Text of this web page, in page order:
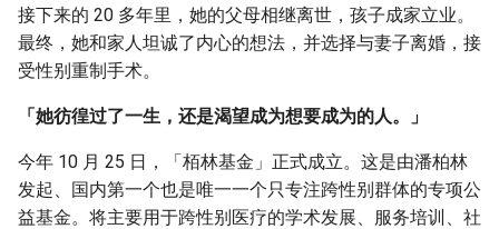
接下来的 20 多年里，她的父母相继离世，孩子成家立业。
最终，她和家人坦诚了内心的想法，并选择与妻子离婚，接
受性别重制手术。
「她彷徨过了一生，还是渴望成为想要成为的人。」
今年 10 月 25 日，「栢林基金」正式成立。这是由潘柏林
发起、国内第一个也是唯一一个只专注跨性别群体的专项公
益基金。将主要用于跨性别医疗的学术发展、服务培训、社